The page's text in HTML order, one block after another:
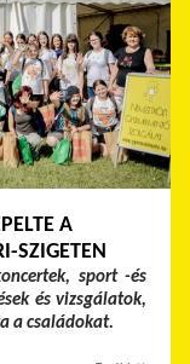
A
SZIGETEN
sport -és
és vizsgálatok,
a családokat.